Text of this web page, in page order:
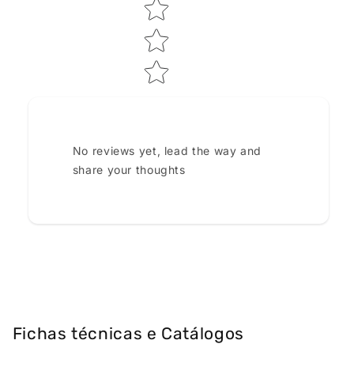
No reviews yet, lead the way and
share your thoughts
Fichas técnicas e Catálogos